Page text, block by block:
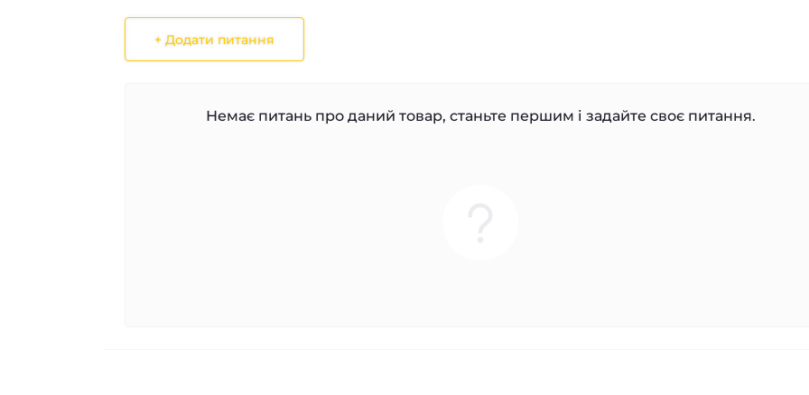
+ Додати питання
Немає питань про даний товар, станьте першим і задайте своє питання.